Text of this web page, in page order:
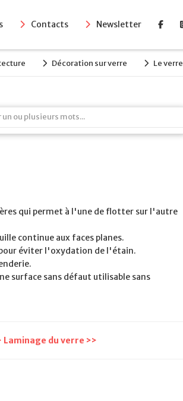
Décoration sur verre Le verre
Contacts Newsletter
qui permet à l'une de flotter sur l'autre
continue aux faces planes.
éviter l'oxydation de l'étain.
surface sans défaut utilisable sans
Laminage du verre >>